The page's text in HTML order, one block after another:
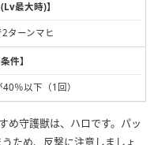
最大時)】
ターンマヒ
件】
％以下（1回）
め守護獣は、ハロです。パッ
ため、反撃に注意しましょ